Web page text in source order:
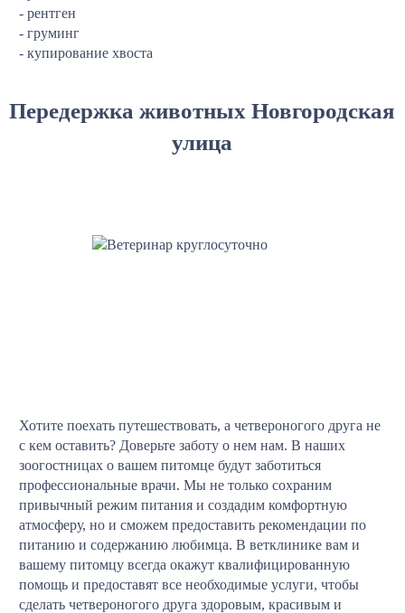
- рентген
- груминг
- купирование хвоста
Передержка животных Новгородская
улица
Хотите поехать путешествовать, а четвероногого друга не
с кем оставить? Доверьте заботу о нем нам. В наших
зоогостницах о вашем питомце будут заботиться
профессиональные врачи. Мы не только сохраним
привычный режим питания и создадим комфортную
атмосферу, но и сможем предоставить рекомендации по
питанию и содержанию любимца. В ветклинике вам и
вашему питомцу всегда окажут квалифицированную
помощь и предоставят все необходимые услуги, чтобы
сделать четвероногого друга здоровым, красивым и